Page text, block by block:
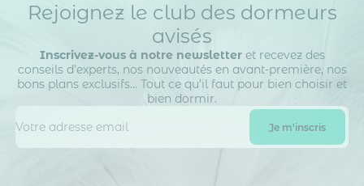
Rejoignez le club des dormeurs
avisés
Inscrivez-vous à notre newsletteret recevez des
conseils d’experts, nos nouveautés en avant-première, nos
bons plans exclusifs… Tout ce qu’il faut pour bien choisir et
bien dormir.